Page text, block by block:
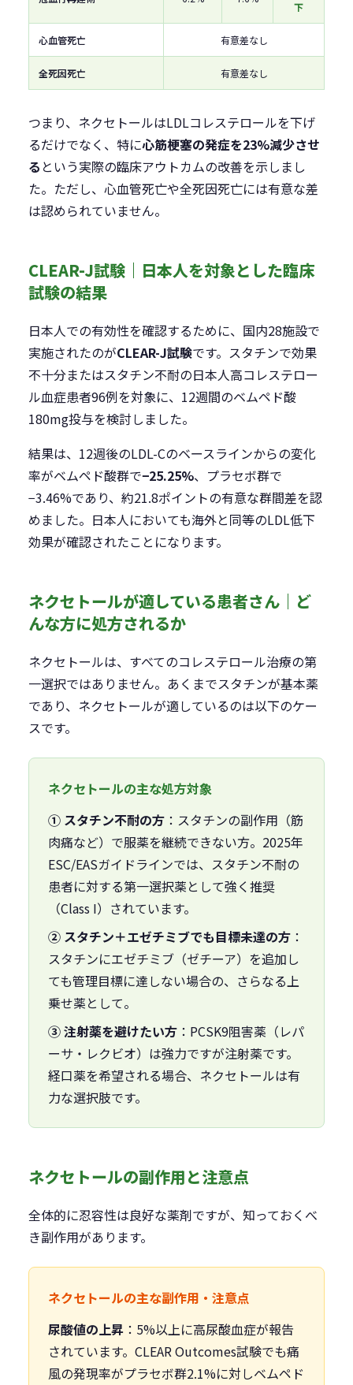
下
心血管死亡 有意差なし
全死因死亡 有意差なし
つまり、ネクセトールはLDLコレステロールを下げ
るだけでなく、特に心筋梗塞の発症を23%減少させ
る という実際の臨床アウトカムの改善を示しまし
た。ただし、心血管死亡や全死因死亡には有意な差
は認められていません。
CLEAR-J試験｜日本人を対象とした臨床
試験の結果
日本人での有効性を確認するために、国内28施設で
実施されたのがCLEAR-J試験です。スタチンで効果
不十分またはスタチン不耐の日本人高コレステロー
ル血症患者96例を対象に、12週間のベムペド酸
180mg投与を検討しました。
結果は、12週後のLDL-Cのベースラインからの変化
率がベムペド酸群で−25.25%、プラセボ群で
−3.46%であり、約21.8ポイントの有意な群間差を認
めました。日本人においても海外と同等のLDL低下
効果が確認されたことになります。
ネクセトールが適している患者さん｜ど
んな方に処方されるか
ネクセトールは、すべてのコレステロール治療の第
一選択ではありません。あくまでスタチンが基本薬
であり、ネクセトールが適しているのは以下のケー
スです。
ネクセトールの主な処方対象
① スタチン不耐の方 ：スタチンの副作用（筋
肉痛など）で服薬を継続できない方。2025年
ESC/EASガイドラインでは、スタチン不耐の
患者に対する第一選択薬として強く推奨
（Class I）されています。
② スタチン＋エゼチミブでも目標未達の方 ：
スタチンにエゼチミブ（ゼチーア）を追加し
ても管理目標に達しない場合の、さらなる上
乗せ薬として。
③ 注射薬を避けたい方 ：PCSK9阻害薬（レパ
ーサ・レクビオ）は強力ですが注射薬です。
経口薬を希望される場合、ネクセトールは有
力な選択肢です。
ネクセトールの副作用と注意点
全体的に忍容性は良好な薬剤ですが、知っておくべ
き副作用があります。
ネクセトールの主な副作用・注意点
尿酸値の上昇 ：5%以上に高尿酸血症が報告
されています。CLEAR Outcomes試験でも痛
風の発現率がプラセボ群2.1%に対しベムペド